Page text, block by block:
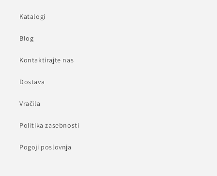
Katalogi
Blog
Kontaktirajte nas
Dostava
Vračila
Politika zasebnosti
Pogoji poslovnja